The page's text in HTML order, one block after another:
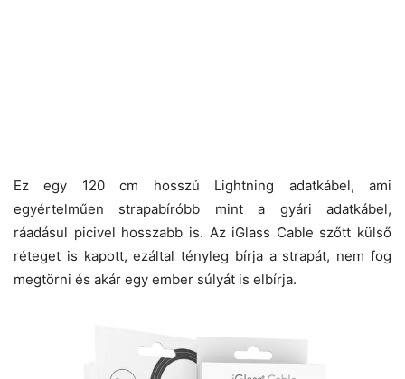
Ez egy 120 cm hosszú Lightning adatkábel, ami
egyértelműen strapabíróbb mint a gyári adatkábel,
ráadásul picivel hosszabb is. Az iGlass Cable szőtt külső
réteget is kapott, ezáltal tényleg bírja a strapát, nem fog
megtörni és akár egy ember súlyát is elbírja.